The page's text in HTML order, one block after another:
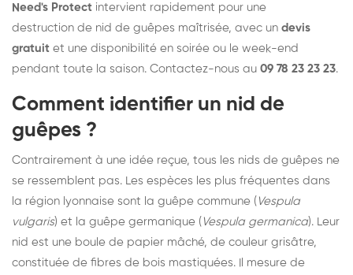
Need's Protect intervient rapidement pour une
destruction de nid de guêpes maîtrisée, avec un devis
gratuit et une disponibilité en soirée ou le week-end
pendant toute la saison. Contactez-nous au 09 78 23 23 23.
Comment identifier un nid de
guêpes ?
Contrairement à une idée reçue, tous les nids de guêpes ne
se ressemblent pas. Les espèces les plus fréquentes dans
la région lyonnaise sont la guêpe commune ( Vespula
vulgaris) et la guêpe germanique ( Vespula germanica). Leur
nid est une boule de papier mâché, de couleur grisâtre,
constituée de fibres de bois mastiquées. Il mesure de